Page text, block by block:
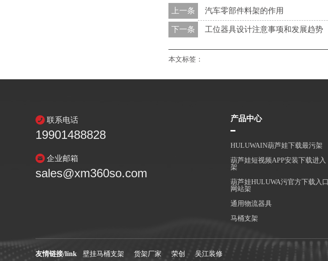
上一条 汽车零部件料架的作用
下一条 工位器具设计注意事项和发展趋势
本文标签：
联系电话
19901488828
企业邮箱
sales@xm360so.com
产品中心
HULUWAIN葫芦娃下载最污架
葫芦娃短视频APP安装下载进入
架
葫芦娃HULUWA污官方下载入口
网站架
通用物流器具
马桶支架
友情链接/link 壁挂马桶支架 货架厂家 荣创 吴江装修